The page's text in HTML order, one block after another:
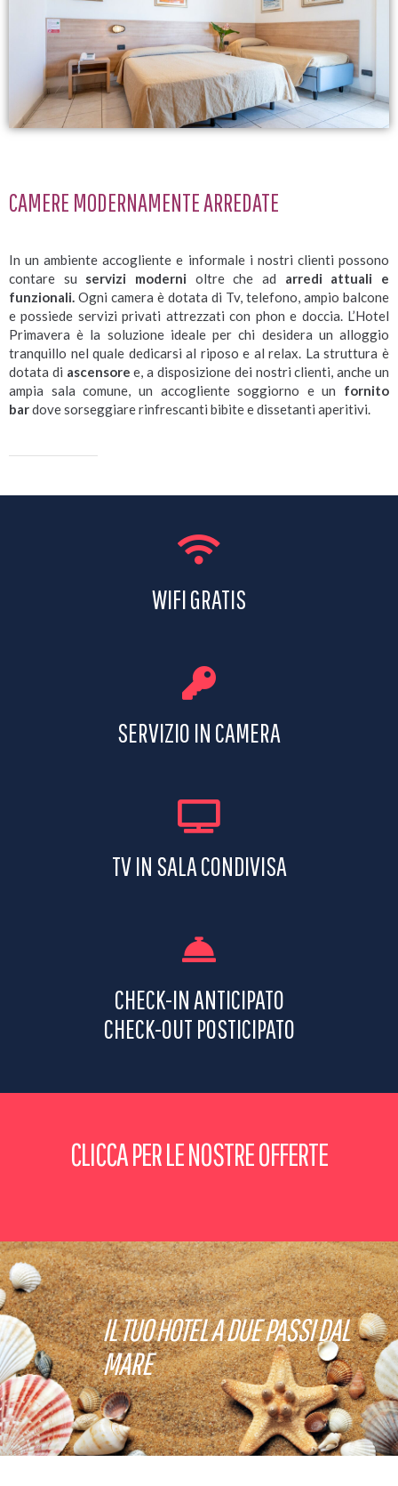
CAMERE MODERNAMENTE ARREDATE
In un ambiente accogliente e informale i nostri clienti possono
contare su servizi moderni oltre che ad arredi attuali e
funzionali. Ogni camera è dotata di Tv, telefono, ampio balcone
e possiede servizi privati attrezzati con phon e doccia. L’Hotel
Primavera è la soluzione ideale per chi desidera un alloggio
tranquillo nel quale dedicarsi al riposo e al relax. La struttura è
dotata di ascensore e, a disposizione dei nostri clienti, anche un
ampia sala comune, un accogliente soggiorno e un fornito
bardove sorseggiare rinfrescanti bibite e dissetanti aperitivi.
WIFI GRATIS
SERVIZIO IN CAMERA
TV IN SALA CONDIVISA
CHECK-IN ANTICIPATO
CHECK-OUT POSTICIPATO
CLICCA PER LE NOSTRE OFFERTE
IL TUO HOTEL A DUE PASSI DAL
MARE